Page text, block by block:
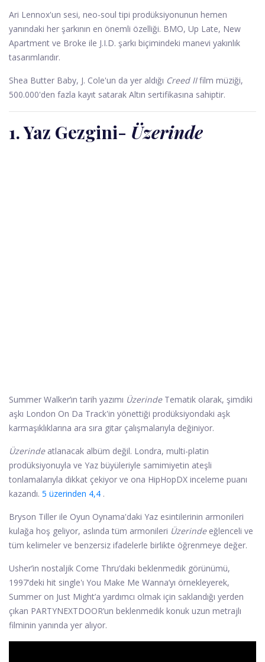
Ari Lennox'un sesi, neo-soul tipi prodüksiyonunun hemen
yanındaki her şarkının en önemli özelliği. BMO, Up Late, New
Apartment ve Broke ile J.I.D. şarkı biçimindeki manevi yakınlık
tasarımlarıdır.
Shea Butter Baby, J. Cole'un da yer aldığı Creed IIfilm müziği,
500.000'den fazla kayıt satarak Altın sertifikasına sahiptir.
1. Yaz Gezgini- Üzerinde
Summer Walker’ın tarih yazımı ÜzerindeTematik olarak, şimdiki
aşkı London On Da Track'in yönettiği prodüksiyondaki aşk
karmaşıklıklarına ara sıra gitar çalışmalarıyla değiniyor.
Üzerindeatlanacak albüm değil. Londra, multi-platin
prodüksiyonuyla ve Yaz büyüleriyle samimiyetin ateşli
tonlamalarıyla dikkat çekiyor ve ona HipHopDX inceleme puanı
kazandı. 5 üzerinden 4,4 .
Bryson Tiller ile Oyun Oynama'daki Yaz esintilerinin armonileri
kulağa hoş geliyor, aslında tüm armonileri Üzerindeeğlenceli ve
tüm kelimeler ve benzersiz ifadelerle birlikte öğrenmeye değer.
Usher’in nostaljik Come Thru’daki beklenmedik görünümü,
1997’deki hit single'ı You Make Me Wanna’yı örnekleyerek,
Summer on Just Might’a yardımcı olmak için saklandığı yerden
çıkan PARTYNEXTDOOR’un beklenmedik konuk uzun metrajlı
filminin yanında yer alıyor.